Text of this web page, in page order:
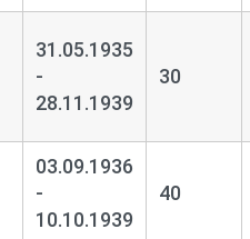
31.05.1935
-
28.11.1939
30
03.09.1936
-
10.10.1939
40